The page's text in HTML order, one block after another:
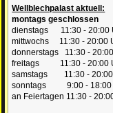
Wellblechpalast aktuell:
montags geschlossen
dienstags 11:30 - 20:00
mittwochs 11:30 - 20:00
donnerstags 11:30 -
freitags 11:30 - 20:00
samstags 11:30 - 20:00
sonntags 9:00 - 18:00
an Feiertagen 11:30 -